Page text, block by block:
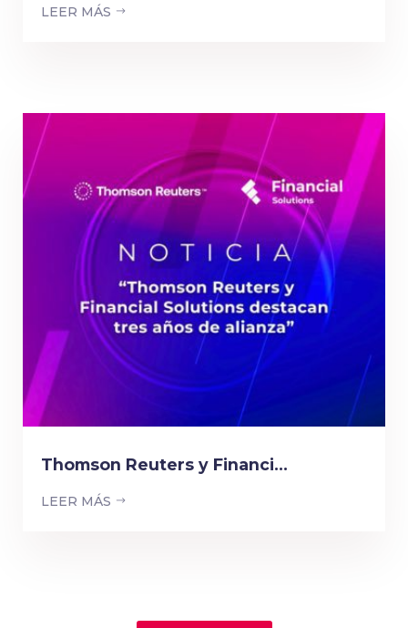
LEER MÁS
Thomson Reuters y Financi...
LEER MÁS